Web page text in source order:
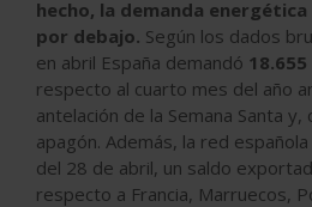
hecho, la demanda
por debajo. Según los dados
en abril España demandó 18.655
respecto al cuarto mes del año
antelación de la Semana Santa
apagón. Además, la red
del 28 de abril, un saldo
respecto a Francia, Marruecos,